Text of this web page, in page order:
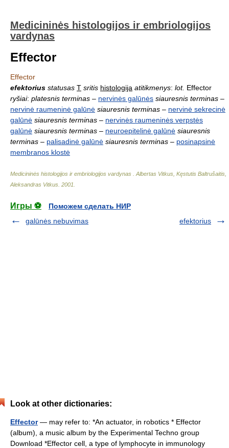
Medicininės histologijos ir embriologijos
vardynas
Effector
Effector
efektorius statusas T sritis histologija atitikmenys: lot. Effector
ryšiai: platesnis terminas – nervinės galūnės siauresnis terminas –
nervinė raumeninė galūnė siauresnis terminas – nervinė sekrecinė
galūnė siauresnis terminas – nervinės raumeninės verpstės
galūnė siauresnis terminas – neuroepitelinė galūnė siauresnis
terminas – palisadinė galūnė siauresnis terminas – posinapsinė
membranos klostė
Medicininės histologijos ir embriologijos vardynas
Albertas Vitkus, Kęstutis Baltrušaitis,
Aleksandras Vitkus 2001
Игры ⚽
Поможем сделать НИР
galūnės nebuvimas
efektorius
Look at other dictionaries:
Effector— may refer to: *An actuator, in robotics * Effector
(album), a music album by the Experimental Techno group
Download *Effector cell, a type of lymphocyte in immunology